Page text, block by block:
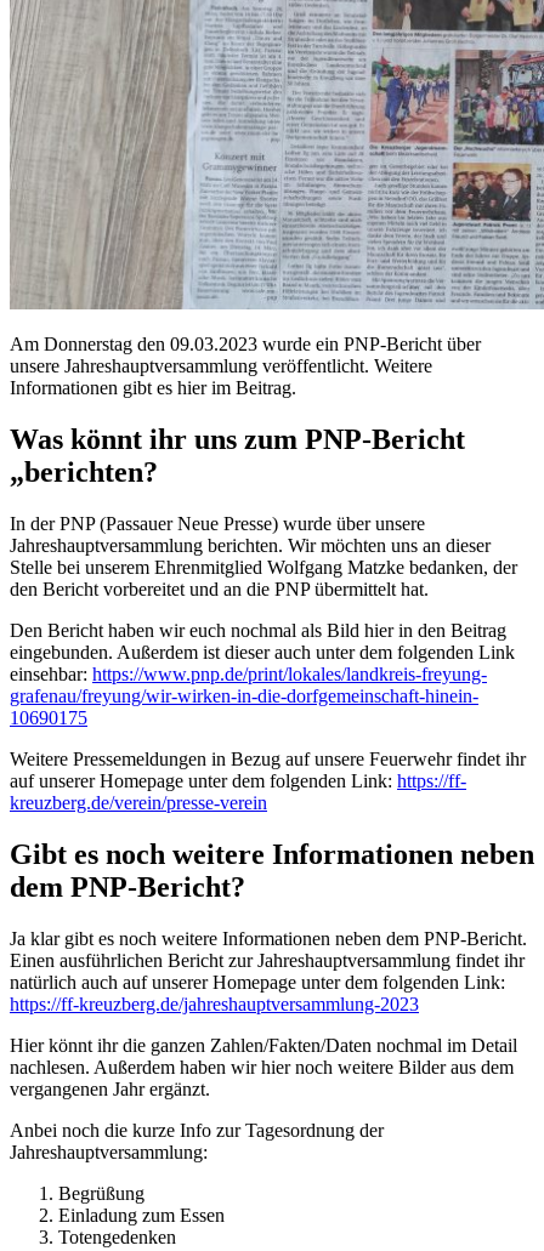
Am Donnerstag den 09.03.2023 wurde ein PNP-Bericht über
unsere Jahreshauptversammlung veröffentlicht. Weitere
Informationen gibt es hier im Beitrag.
Was könnt ihr uns zum PNP-Bericht
„berichten?
In der PNP (Passauer Neue Presse) wurde über unsere
Jahreshauptversammlung berichten. Wir möchten uns an dieser
Stelle bei unserem Ehrenmitglied Wolfgang Matzke bedanken, der
den Bericht vorbereitet und an die PNP übermittelt hat.
Den Bericht haben wir euch nochmal als Bild hier in den Beitrag
eingebunden. Außerdem ist dieser auch unter dem folgenden Link
einsehbar: https://www.pnp.de/print/lokales/landkreis-freyung-
grafenau/freyung/wir-wirken-in-die-dorfgemeinschaft-hinein-
10690175
Weitere Pressemeldungen in Bezug auf unsere Feuerwehr findet ihr
auf unserer Homepage unter dem folgenden Link: https://ff-
kreuzberg.de/verein/presse-verein
Gibt es noch weitere Informationen neben
dem PNP-Bericht?
Ja klar gibt es noch weitere Informationen neben dem PNP-Bericht.
Einen ausführlichen Bericht zur Jahreshauptversammlung findet ihr
natürlich auch auf unserer Homepage unter dem folgenden Link:
https://ff-kreuzberg.de/jahreshauptversammlung-2023
Hier könnt ihr die ganzen Zahlen/Fakten/Daten nochmal im Detail
nachlesen. Außerdem haben wir hier noch weitere Bilder aus dem
vergangenen Jahr ergänzt.
Anbei noch die kurze Info zur Tagesordnung der
Jahreshauptversammlung:
Begrüßung
Einladung zum Essen
Totengedenken